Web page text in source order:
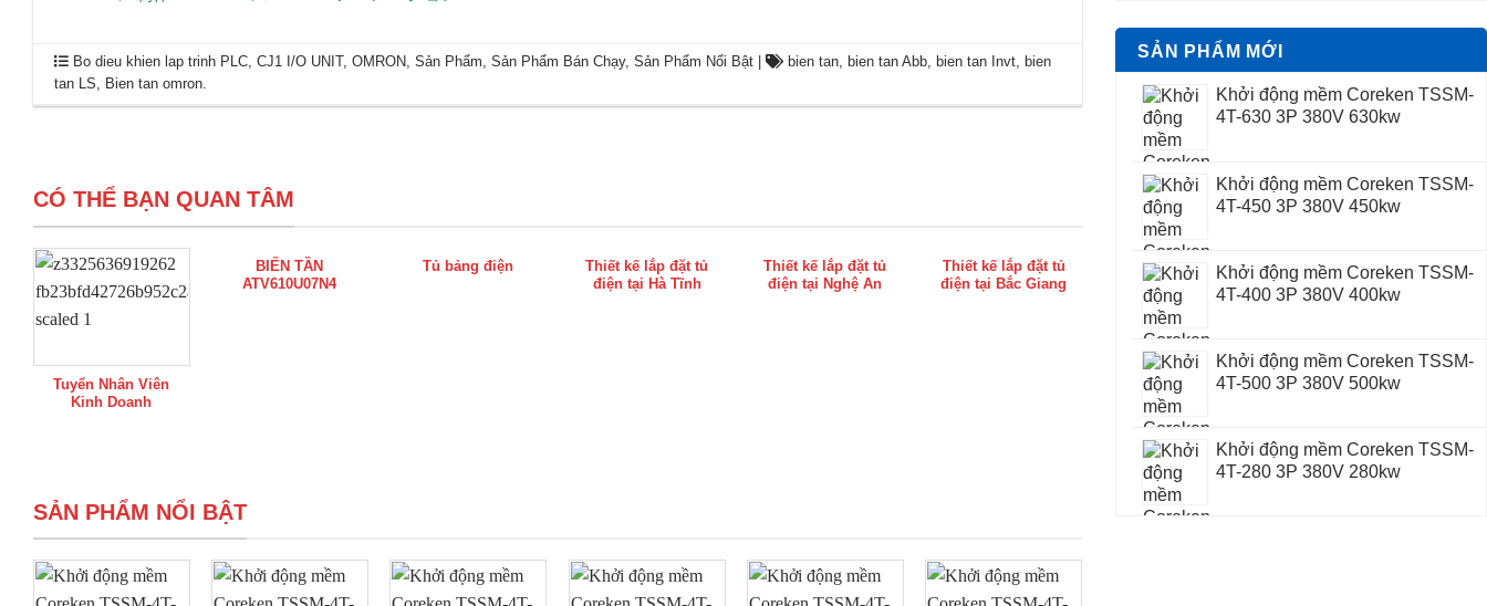
Bo dieu khien lap trinh PLC,CJ1 I/O UNIT,OMRON,Sản Phẩm,Sản Phẩm Bán Chạy,Sản Phẩm Nổi Bật | bien tan, bien tan Abb, bien tan Invt, bien
tan LS, Bien tan omron.
CÓ THỂ BẠN QUAN TÂM
Tuyển Nhân Viên
Kinh Doanh
BIẾN TẦN
ATV610U07N4
Tủ bảng điện
Thiết kế lắp đặt tủ
điện tại Hà Tĩnh
Thiết kế lắp đặt tủ
điện tại Nghệ An
Thiết kế lắp đặt tủ
điện tại Bắc Giang
SẢN PHẨM NỔI BẬT
SẢN PHẨM MỚI
Khởi động mềm Coreken TSSM-
4T-630 3P 380V 630kw
Khởi động mềm Coreken TSSM-
4T-450 3P 380V 450kw
Khởi động mềm Coreken TSSM-
4T-400 3P 380V 400kw
Khởi động mềm Coreken TSSM-
4T-500 3P 380V 500kw
Khởi động mềm Coreken TSSM-
4T-280 3P 380V 280kw